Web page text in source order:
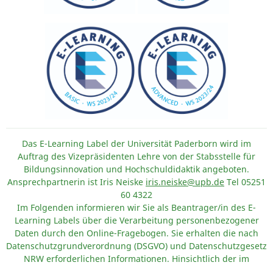
Das E-Learning Label der Universität Paderborn wird im
Auftrag des Vizepräsidenten Lehre von der Stabsstelle für
Bildungsinnovation und Hochschuldidaktik angeboten.
Ansprechpartnerin ist Iris Neiske iris.neiske@upb.de Tel 05251
60 4322
Im Folgenden informieren wir Sie als Beantrager/in des E-
Learning Labels über die Verarbeitung personenbezogener
Daten durch den Online-Fragebogen. Sie erhalten die nach
Datenschutzgrundverordnung (DSGVO) und Datenschutzgesetz
NRW erforderlichen Informationen. Hinsichtlich der im